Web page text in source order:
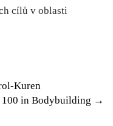
cílů v oblasti
Kuren
100 in Bodybuilding →